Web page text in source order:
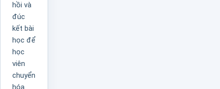
hồi và
đúc
kết bài
học để
học
viên
chuyển
hóa